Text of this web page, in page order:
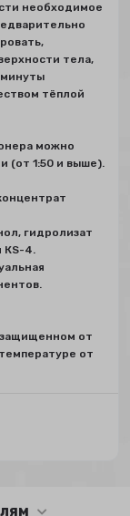
необходимое
тела,
минуты
тёплой
можно
(от 1:50 и выше).
гидролизат
КS-4.
защищенном от
от